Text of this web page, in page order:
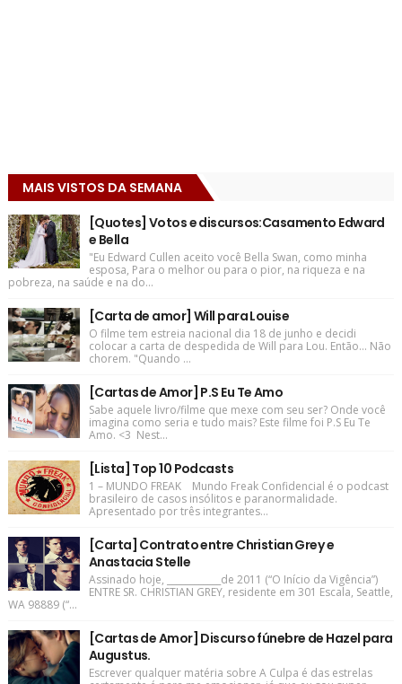
MAIS VISTOS DA SEMANA
[Quotes] Votos e discursos:Casamento Edward
e Bella
"Eu Edward Cullen aceito você Bella Swan, como minha
esposa, Para o melhor ou para o pior, na riqueza e na
pobreza, na saúde e na do...
[Carta de amor] Will para Louise
O filme tem estreia nacional dia 18 de junho e decidi
colocar a carta de despedida de Will para Lou. Então... Não
chorem. "Quando ...
[Cartas de Amor] P.S Eu Te Amo
Sabe aquele livro/filme que mexe com seu ser? Onde você
imagina como seria e tudo mais? Este filme foi P.S Eu Te
Amo. <3 Nest...
[Lista] Top 10 Podcasts
1 – MUNDO FREAK Mundo Freak Confidencial é o podcast
brasileiro de casos insólitos e paranormalidade.
Apresentado por três integrantes...
[Carta] Contrato entre Christian Grey e
Anastacia Stelle
Assinado hoje, ____________de 2011 (“O Início da Vigência”)
ENTRE SR. CHRISTIAN GREY, residente em 301 Escala, Seattle,
WA 98889 (“...
[Cartas de Amor] Discurso fúnebre de Hazel para
Augustus.
Escrever qualquer matéria sobre A Culpa é das estrelas